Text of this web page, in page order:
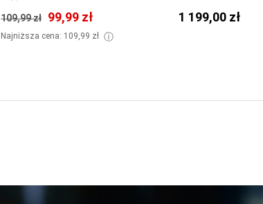
109,99 zł 99,99 zł
Najniższa cena: 109,99 zł ⓘ
1 199,00 zł